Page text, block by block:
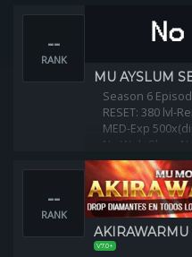
⏩Maximo Lvl 400.
⏩Maximo Lvl
⏩No borra stats.
⏩Spots: 6/8
⏩Full Stats:
--
RANK
MU AYSLUM
Season 6
RESET: 380 lvl-
MED-Exp
No Web Shop-
Custom-Jewel
SYSTEM!
--
RANK
V7.0+